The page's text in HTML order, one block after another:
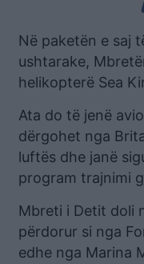
Në paketën e saj
ushtarake,
helikopterë Sea
Ata do të jenë
dërgohet nga
luftës dhe janë
program trajnimi
Mbreti i Detit doli
përdorur si nga
edhe nga Marina